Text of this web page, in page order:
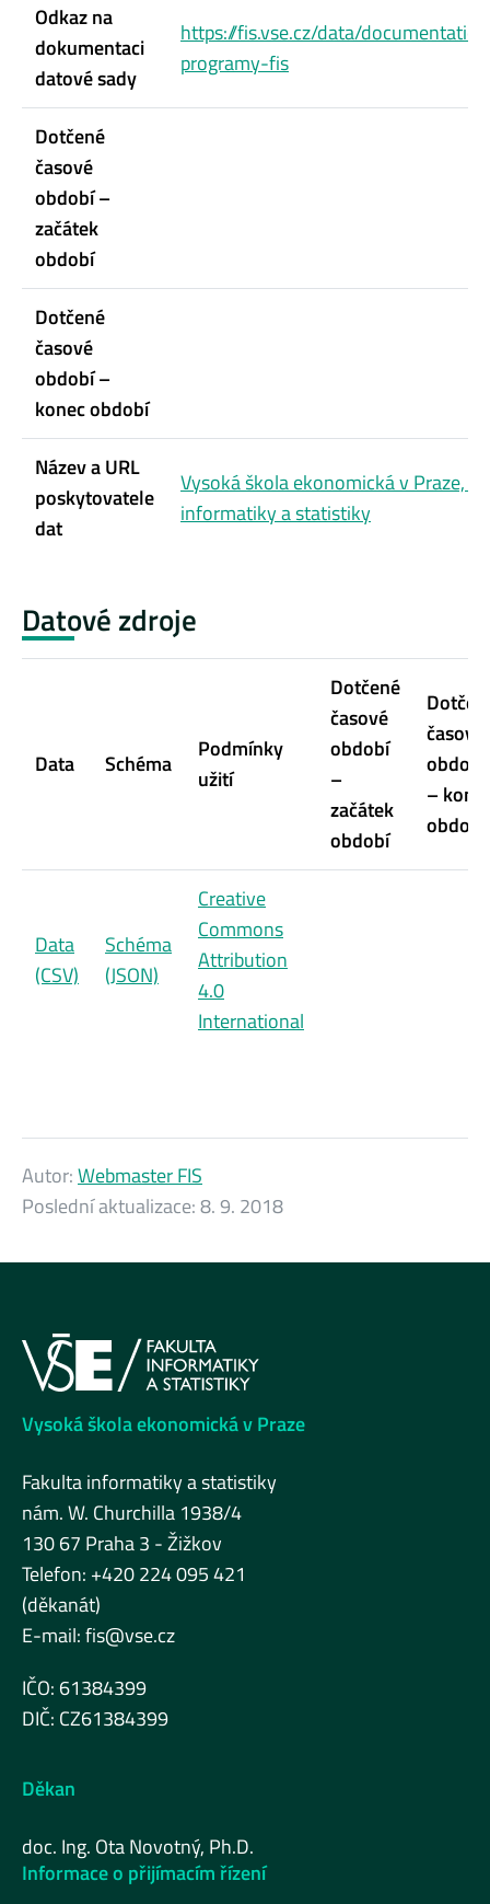
Odkaz na
dokumentaci
datové sady
https://fis.vse.cz/data/
programy-fis
Dotčené
časové
období –
začátek
období
Dotčené
časové
období –
konec období
Název a URL
poskytovatele
dat
Vysoká škola ekonomická v Praze,
informatiky a statistiky
Datové zdroje
Data Schéma
Podmínky
užití
Dotčené
časové
období
–
začátek
období
časové
období
–
období
Data
(CSV)
Schéma
(JSON)
Creative
Commons
Attribution
4.0
International
Autor:Webmaster FIS
Poslední aktualizace:8. 9. 2018
Vysoká škola ekonomická v Praze
Fakulta informatiky a statistiky
nám. W. Churchilla 1938/4
130 67 Praha 3 - Žižkov
Telefon: +420 224 095 421
(děkanát)
E-mail:fis@vse.cz
IČO: 61384399
DIČ: CZ61384399
Děkan
doc. Ing. Ota Novotný, Ph.D.
Informace o přijímacím řízení